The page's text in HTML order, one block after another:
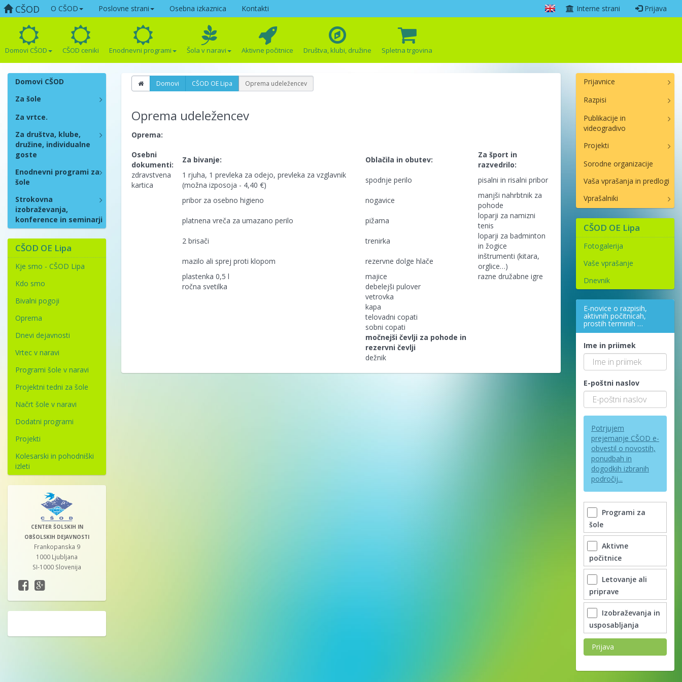
CŠOD O CŠOD Poslovne strani Osebna izkaznica Kontakti Interne strani Prijava
Domovi CŠOD CŠOD ceniki Enodnevni programi Šola v naravi Aktivne počitnice Društva, klubi, družine Spletna trgovina
Domovi CŠOD
Za šole
Za vrtce.
Za društva, klube,
družine, individualne
goste
Enodnevni programi za
šole
Strokovna
izobraževanja,
konference in seminarji
CŠOD OE Lipa
Kje smo - CŠOD Lipa
Kdo smo
Bivalni pogoji
Oprema
Dnevi dejavnosti
Vrtec v naravi
Programi šole v naravi
Projektni tedni za šole
Načrt šole v naravi
Dodatni programi
Projekti
Kolesarski in pohodniški
izleti
CENTER ŠOLSKIH IN
OBŠOLSKIH DEJAVNOSTI
Frankopanska 9
1000 Ljubljana
SI-1000 Slovenija
Domovi CŠOD OE Lipa Oprema udeležencev
Oprema udeležencev
Oprema:
Osebni
dokumenti:
Za bivanje: Oblačila in obutev:
Za šport in
razvedrilo:
zdravstvena
kartica
1 rjuha, 1 prevleka za odejo, prevleka za vzglavnik
(možna izposoja - 4,40 €)
spodnje perilo pisalni in risalni pribor
pribor za osebno higieno nogavice
manjši nahrbtnik za
pohode
platnena vreča za umazano perilo
pižama
loparji za namizni
tenis
2 brisači
trenirka
loparji za badminton
in žogice
mazilo ali sprej proti klopom
rezervne dolge hlače
inštrumenti (kitara,
orglice…)
plastenka 0,5 l
majice
razne družabne igre
ročna svetilka
debelejši pulover
vetrovka
kapa
telovadni copati
sobni copati
močnejši čevlji za pohode in
rezervni čevlji
dežnik
Prijavnice
Razpisi
Publikacije in
videogradivo
Projekti
Sorodne organizacije
Vaša vprašanja in predlogi
Vprašalniki
CŠOD OE Lipa
Fotogalerija
Vaše vprašanje
Dnevnik
E-novice o razpisih,
aktivnih počitnicah,
prostih terminih …
Ime in priimek
E-poštni naslov
Potrjujem
prejemanje CŠOD e-
obvestil o novostih,
ponudbah in
dogodkih izbranih
področij...
Programi za
šole
Aktivne
počitnice
Letovanje ali
priprave
Izobraževanja in
usposabljanja
Prijava